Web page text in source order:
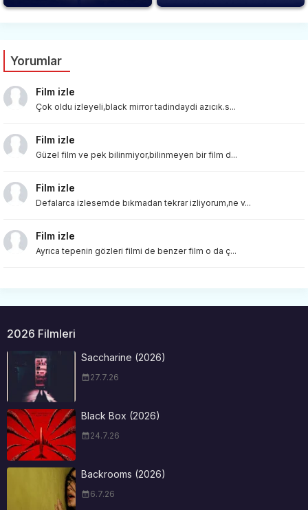
Yorumlar
Film izle
Çok oldu izleyeli,black mirror tadindaydi azıcık.s...
Film izle
Güzel film ve pek bilinmiyor,bilinmeyen bir film d...
Film izle
Defalarca izlesemde bıkmadan tekrar izliyorum,ne v...
Film izle
Ayrıca tepenin gözleri filmi de benzer film o da ç...
2026 Filmleri
Saccharine (2026)
27.7.26
Black Box (2026)
24.7.26
Backrooms (2026)
6.7.26